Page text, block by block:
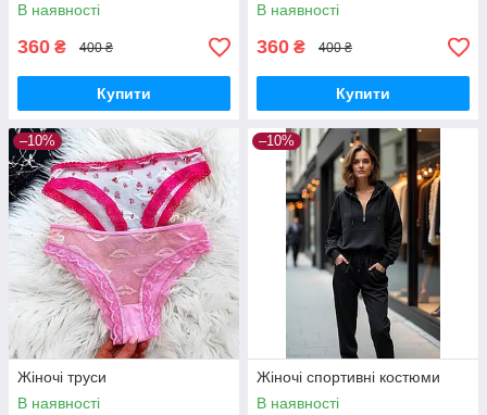
В наявності
360 ₴ 400 ₴
Купити
В наявності
360 ₴ 400 ₴
Купити
–10%
Жіночі труси
В наявності
–10%
Жіночі спортивні костюми
В наявності